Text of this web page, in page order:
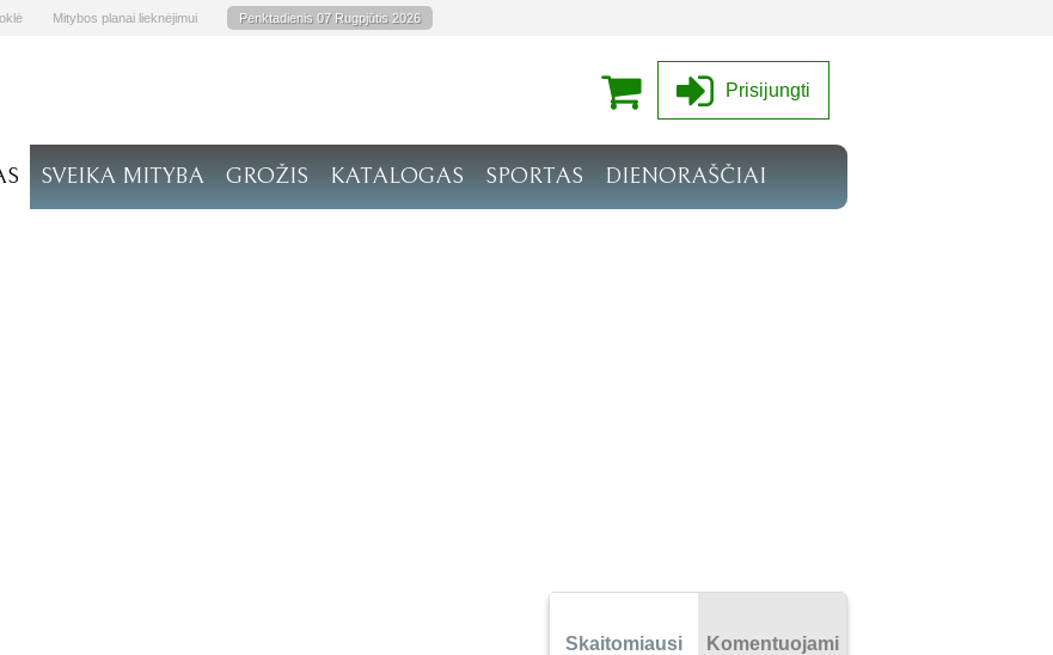
Mitybos planai lieknėjimui Penktadienis 07 Rugpjūtis 2026
Prisijungti
SVEIKA MITYBA GROŽIS KATALOGAS SPORTAS DIENORAŠČIAI
Skaitomiausi Komentuojami